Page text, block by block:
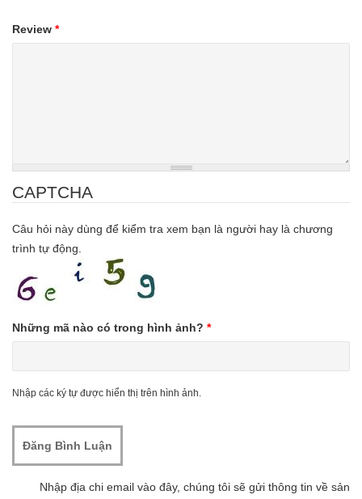
Review *
CAPTCHA
Câu hỏi này dùng để kiểm tra xem bạn là người hay là chương
trình tự động.
Những mã nào có trong hình ảnh? *
Nhập các ký tự được hiển thị trên hình ảnh.
Nhập địa chi email vào đây, chúng tôi sẽ gửi thông tin về sản